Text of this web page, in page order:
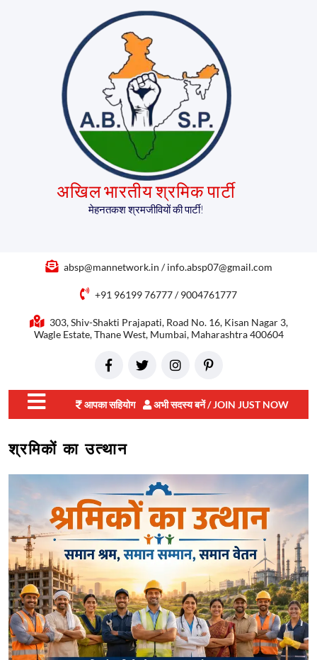
अखिल भारतीय श्रमिक पार्टी
मेहनतकश श्रमजीवियों की पार्टी!
absp@mannetwork.in / info.absp07@gmail.com
+91 96199 76777 / 9004761777
303, Shiv-Shakti Prajapati, Road No. 16, Kisan Nagar 3,
Wagle Estate, Thane West, Mumbai, Maharashtra 400604
menu
आपका सहियोग अभी सदस्य बनें / JOIN JUST NOW
श्रमिकों का उत्थान